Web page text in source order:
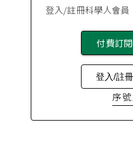
登入/註冊科學人會員
付費訂
登入/註
序